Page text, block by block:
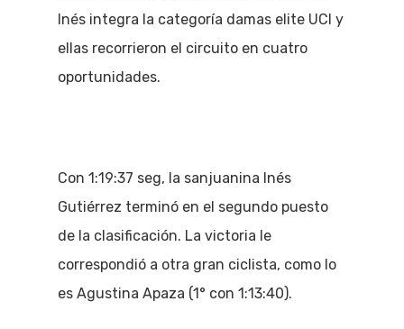
Inés integra la categoría damas elite UCI y
ellas recorrieron el circuito en cuatro
oportunidades.
Con 1:19:37 seg, la sanjuanina Inés
Gutiérrez terminó en el segundo puesto
de la clasificación. La victoria le
correspondió a otra gran ciclista, como lo
es Agustina Apaza (1° con 1:13:40).